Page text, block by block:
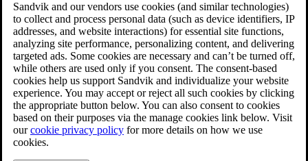
Sandvik and our vendors use cookies (and similar technologies)
to collect and process personal data (such as device identifiers, IP
addresses, and website interactions) for essential site functions,
analyzing site performance, personalizing content, and delivering
targeted ads. Some cookies are necessary and can’t be turned off,
while others are used only if you consent. The consent-based
cookies help us support Sandvik and individualize your website
experience. You may accept or reject all such cookies by clicking
the appropriate button below. You can also consent to cookies
based on their purposes via the manage cookies link below. Visit
ourcookie privacy policy for more details on how we use
cookies.